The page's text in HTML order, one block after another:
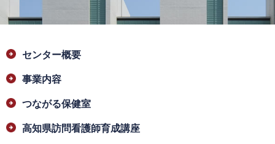
文
センター概要
事業内容
つながる保健室
高知県訪問看護師育成講座